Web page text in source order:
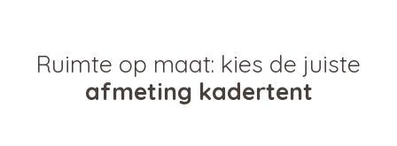
Ruimte op maat: kies de juiste
afmeting kadertent